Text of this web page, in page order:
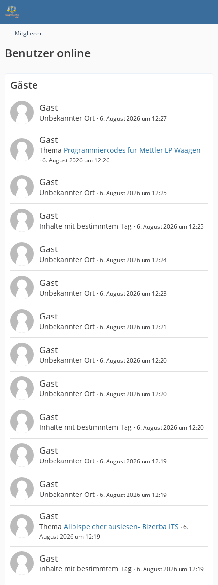
Mitglieder
Benutzer online
Gäste
Gast
Unbekannter Ort 6. August 2026 um 12:27
Gast
Thema Programmiercodes für Mettler LP Waagen
6. August 2026 um 12:26
Gast
Unbekannter Ort 6. August 2026 um 12:25
Gast
Inhalte mit bestimmtem Tag 6. August 2026 um 12:25
Gast
Unbekannter Ort 6. August 2026 um 12:24
Gast
Unbekannter Ort 6. August 2026 um 12:23
Gast
Unbekannter Ort 6. August 2026 um 12:21
Gast
Unbekannter Ort 6. August 2026 um 12:20
Gast
Unbekannter Ort 6. August 2026 um 12:20
Gast
Inhalte mit bestimmtem Tag 6. August 2026 um 12:20
Gast
Unbekannter Ort 6. August 2026 um 12:19
Gast
Unbekannter Ort 6. August 2026 um 12:19
Gast
Thema Alibispeicher auslesen- Bizerba ITS
6.
August 2026 um 12:19
Gast
Inhalte mit bestimmtem Tag 6. August 2026 um 12:19